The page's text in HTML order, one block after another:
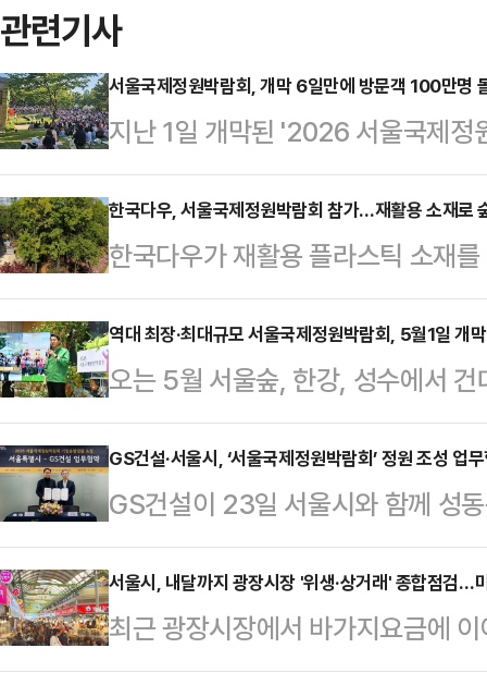
관련기사
서울국제정원박람회, 개막 6일만에 방문객 100만명
지난 1일 개막된 '2026 서울국제정
100만명을 돌파했다.서울시는 7일
방문객이 103만명을 기록했다고
이 다녀가며 지난 1일 행사 개막 이
했다.지난해 보라매공원에서 열린
11일만에 방문객 수가 100만명을
명의 관람객이 방문했다.올해 박람
서…
한국다우, 서울국제정원박람회 참가…재활용 소재로
한국다우가 재활용 플라스틱 소재
참가한다.한국다우는 '2026 서울
를 적용한 휴식형 숲 정원 '잇다, 우
이 정원은 다우의 솔루션과 사람,
입구의 '숲자락꽃들'은 기술이 스며
인위적 개입을 최소화한 자연의 모
을 상징하는 '케미스트리'를 통해
에는 다…
역대 최장·최대규모 서울국제정원박람회, 5월1일 개막
오는 5월 서울숲, 한강, 성수에서
의 정원이 조성된다. 지난해 1000
층 더 다양한 정원작품과 시민누구
맞이한다.서울시는 오는 5월1일부
서울국제정원박람회'를 개최한다
167개 정원이 펼쳐진 역대 최대 규
올해 박람회 순수 정원조성 면적
7.5배…
GS건설·서울시, ‘서울국제정원박람회’ 정원 조성 업
GS건설이 23일 서울시와 함께 성
정원박람회’의 기업동행 정원을 조
다.이날 서울시청 서소문 2청사에
도시국장, 이용구 GS건설 건축주
번 협약에 따라 GS건설은 서울시
서울시, 내달까지 광장시장 '위생·상거래' 종합점검…
최근 광장시장에서 바가지요금에
점검에 나선다.서울시는 위생·가격